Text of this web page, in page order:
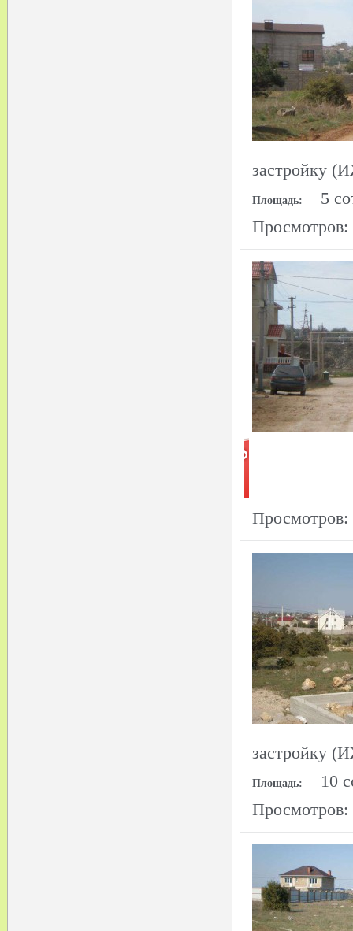
застройку
Площадь:
5
Просмотров:
Просмотров:
застройку
Площадь:
10
Просмотров: